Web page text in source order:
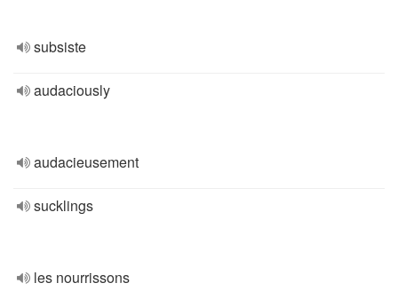
subsiste
audaciously
audacieusement
sucklings
les nourrissons